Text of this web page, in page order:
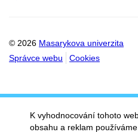
© 2026 Masarykova univerzita
Správce webu
Cookies
K vyhodnocování tohoto
obsahu a reklam